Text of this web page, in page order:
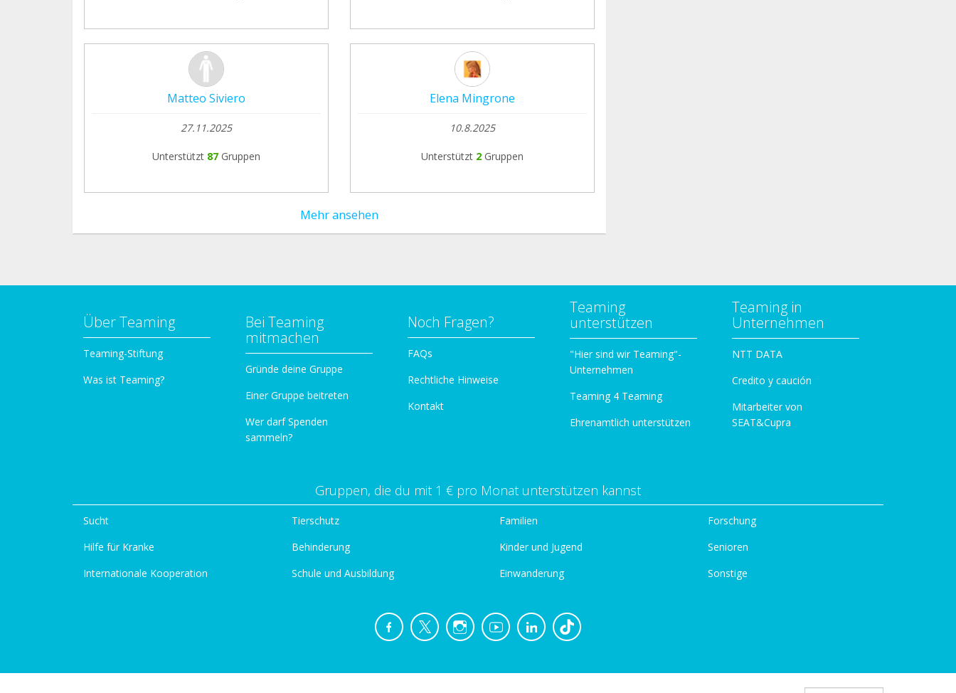
Matteo Siviero
27.11.2025
Unterstützt 87 Gruppen
Elena Mingrone
10.8.2025
Unterstützt 2 Gruppen
Mehr ansehen
Über Teaming
Teaming-Stiftung
Was ist Teaming?
Bei Teaming
mitmachen
Gründe deine Gruppe
Einer Gruppe beitreten
Wer darf Spenden
sammeln?
Noch Fragen?
FAQs
Rechtliche Hinweise
Kontakt
Teaming
unterstützen
"Hier sind wir Teaming"-
Unternehmen
Teaming 4 Teaming
Ehrenamtlich unterstützen
Teaming in
Unternehmen
NTT DATA
Credito y caución
Mitarbeiter von
SEAT&Cupra
Gruppen, die du mit 1 € pro Monat unterstützen kannst
Sucht
Hilfe für Kranke
Internationale Kooperation
Tierschutz
Behinderung
Schule und Ausbildung
Familien
Kinder und Jugend
Einwanderung
Forschung
Senioren
Sonstige